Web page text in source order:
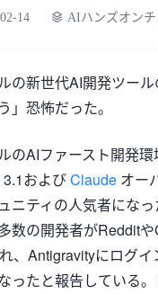
14 AIハンズオン
の新世代AI開発ツー
」恐怖だった。
のAIファースト開発環
3.1およびClaude オー
ニティの人気者にな
数の開発者がReddit
、Antigravityにログ
ったと報告している。